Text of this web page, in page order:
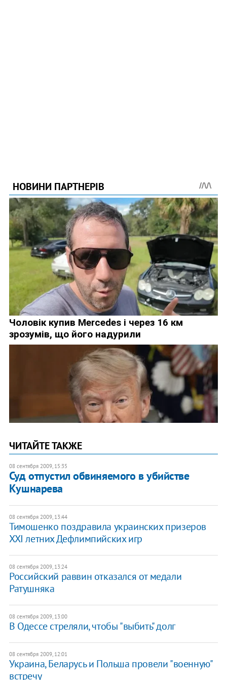
ЧИТАЙТЕ ТАКЖЕ
08 сентября 2009, 15:35
Суд отпустил обвиняемого в убийстве
Кушнарева
08 сентября 2009, 13:44
Тимошенко поздравила украинских призеров
XXI летних Дефлимпийских игр
08 сентября 2009, 13:24
Российский раввин отказался от медали
Ратушняка
08 сентября 2009, 13:00
В Одессе стреляли, чтобы "выбить" долг
08 сентября 2009, 12:01
Украина, Беларусь и Польша провели "военную"
встречу